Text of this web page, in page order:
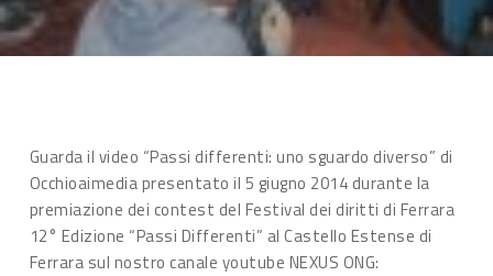
Guarda il video “Passi differenti: uno sguardo diverso” di
Occhioaimedia presentato il 5 giugno 2014 durante la
premiazione dei contest del Festival dei diritti di Ferrara
12° Edizione “Passi Differenti” al Castello Estense di
Ferrara sul nostro canale youtube NEXUS ONG: